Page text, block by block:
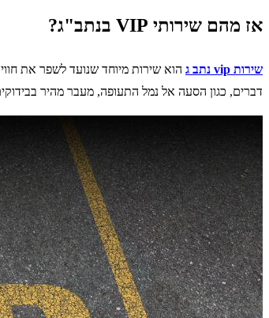
אז מהם שירותי VIP בנתב"ג?
שירות vip נתב ג
הוא שירות מיוחד שנועד לשפר את
דברים, כגון הסעה אל נמל התעופה, מעבר מהיר